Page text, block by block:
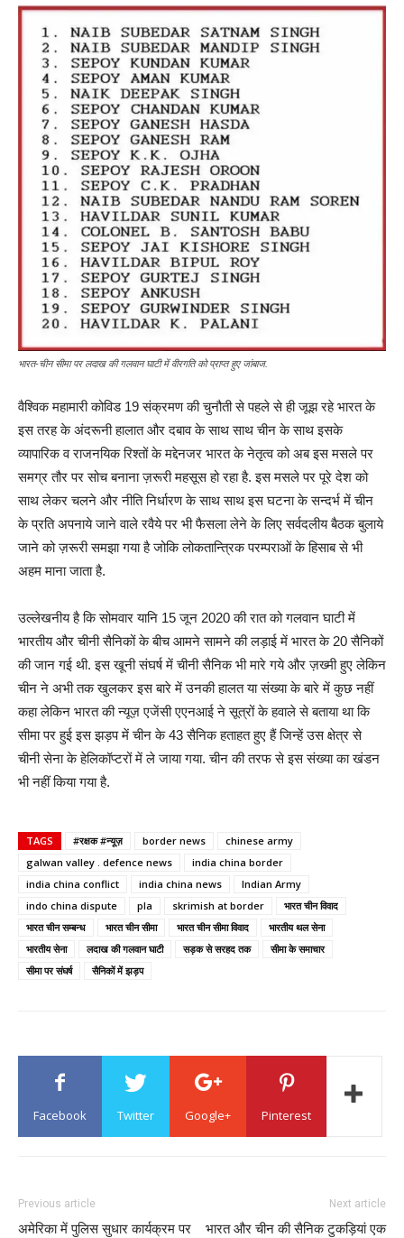
भारत-चीन सीमा पर लदाख की गलवान घाटी में वीरगति को प्राप्त हुए जांबाज.
वैश्विक महामारी कोविड 19 संक्रमण की चुनौती से पहले से ही जूझ रहे भारत के
इस तरह के अंदरूनी हालात और दबाव के साथ साथ चीन के साथ इसके
व्यापारिक व राजनयिक रिश्तों के मद्देनजर भारत के नेतृत्व को अब इस मसले पर
समग्र तौर पर सोच बनाना ज़रूरी महसूस हो रहा है. इस मसले पर पूरे देश को
साथ लेकर चलने और नीति निर्धारण के साथ साथ इस घटना के सन्दर्भ में चीन
के प्रति अपनाये जाने वाले रवैये पर भी फैसला लेने के लिए सर्वदलीय बैठक बुलाये
जाने को ज़रूरी समझा गया है जोकि लोकतान्त्रिक परम्पराओं के हिसाब से भी
अहम माना जाता है.
उल्लेखनीय है कि सोमवार यानि 15 जून 2020 की रात को गलवान घाटी में
भारतीय और चीनी सैनिकों के बीच आमने सामने की लड़ाई में भारत के 20 सैनिकों
की जान गई थी. इस खूनी संघर्ष में चीनी सैनिक भी मारे गये और ज़ख्मी हुए लेकिन
चीन ने अभी तक खुलकर इस बारे में उनकी हालत या संख्या के बारे में कुछ नहीं
कहा लेकिन भारत की न्यूज़ एजेंसी एएनआई ने सूत्रों के हवाले से बताया था कि
सीमा पर हुई इस झड़प में चीन के 43 सैनिक हताहत हुए हैं जिन्हें उस क्षेत्र से
चीनी सेना के हेलिकॉप्टरों में ले जाया गया. चीन की तरफ से इस संख्या का खंडन
भी नहीं किया गया है.
TAGS #रक्षक #न्यूज़ border news
chinese army
galwan valley . defence news
india china border
india china conflict
india china news
Indian Army
indo china dispute
pla skrimish at border
भारत चीन विवाद
भारत चीन सम्बन्ध
भारत चीन सीमा भारत चीन सीमा विवाद
भारतीय थल सेना
भारतीय सेना
लदाख की गलवान घाटी सड़क से सरहद तक
सीमा के समाचार
सीमा पर संघर्ष
सैनिकों में झड़प
Facebook Twitter Google+ Pinterest
Previous article
अमेरिका में पुलिस सुधार कार्यक्रम पर
Next article
भारत और चीन की सैनिक टुकड़ियां एक